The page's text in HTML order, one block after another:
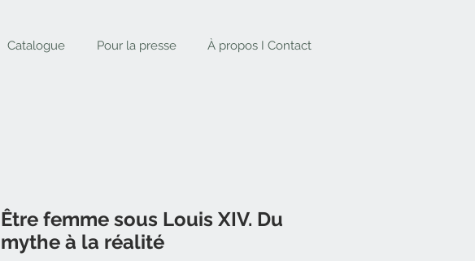
Catalogue Pour la presse À propos I Contact
Être femme sous Louis XIV. Du
mythe à la réalité